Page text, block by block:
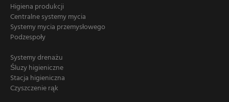
Higiena produkcji
Centralne systemy mycia
Systemy mycia przemysłowego
Podzespoły
Systemy drenażu
Śluzy higieniczne
Stacja higieniczna
Czyszczenie rąk